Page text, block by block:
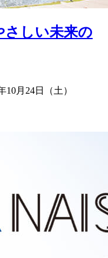
さしい未来の
10月24日（土）